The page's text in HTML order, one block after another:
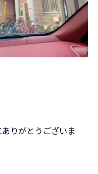
りがとうございま